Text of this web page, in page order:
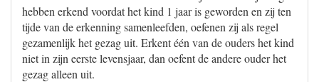
hebben erkend voordat het kind 1 jaar is geworden en zij ten
tijde van de erkenning samenleefden, oefenen zij als regel
gezamenlijk het gezag uit. Erkent één van de ouders het kind
niet in zijn eerste levensjaar, dan oefent de andere ouder het
gezag alleen uit.